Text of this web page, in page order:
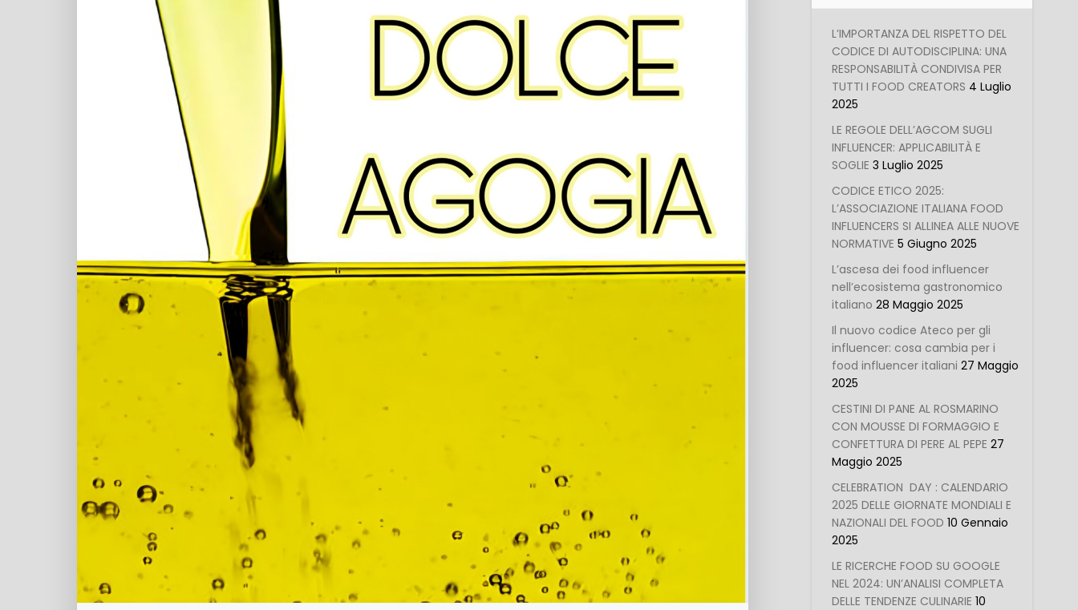
L’IMPORTANZA DEL RISPETTO DEL
CODICE DI AUTODISCIPLINA: UNA
RESPONSABILITÀ CONDIVISA PER
TUTTI I FOOD CREATORS 4 Luglio
2025
LE REGOLE DELL’AGCOM SUGLI
INFLUENCER: APPLICABILITÀ E
SOGLIE 3 Luglio 2025
CODICE ETICO 2025:
L’ASSOCIAZIONE ITALIANA FOOD
INFLUENCERS SI ALLINEA ALLE NUOVE
NORMATIVE 5 Giugno 2025
L’ascesa dei food influencer
nell’ecosistema gastronomico
italiano 28 Maggio 2025
Il nuovo codice Ateco per gli
influencer: cosa cambia per i
food influencer italiani 27 Maggio
2025
CESTINI DI PANE AL ROSMARINO
CON MOUSSE DI FORMAGGIO E
CONFETTURA DI PERE AL PEPE 27
Maggio 2025
CELEBRATION DAY : CALENDARIO
2025 DELLE GIORNATE MONDIALI E
NAZIONALI DEL FOOD 10 Gennaio
2025
LE RICERCHE FOOD SU GOOGLE
NEL 2024: UN’ANALISI COMPLETA
DELLE TENDENZE CULINARIE 10